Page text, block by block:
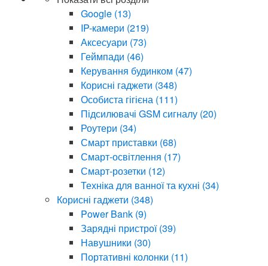
Google (13)
IP-камери (219)
Аксесуари (73)
Геймпади (46)
Керування будинком (47)
Корисні гаджети (348)
Особиста гігієна (111)
Підсилювачі GSM сигналу (20)
Роутери (34)
Смарт приставки (68)
Смарт-освітлення (17)
Смарт-розетки (12)
Техніка для ванної та кухні (34)
Корисні гаджети (348)
Power Bank (9)
Зарядні пристрої(39)
Навушники (30)
Портативні колонки (11)